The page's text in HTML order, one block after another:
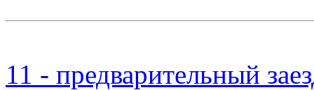
11 - предварительный